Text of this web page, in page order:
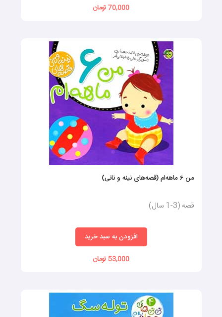
70,000 تومان
من ۶ ماهه‌ام (قصه‌های نینه و نانی)
قصه (3-1 سال)
افزودن به سبد خرید
53,000 تومان